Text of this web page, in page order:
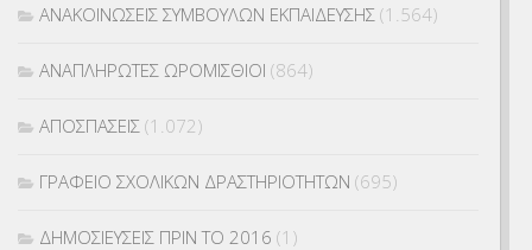
ΑΝΑΚΟΙΝΩΣΕΙΣ ΣΥΜΒΟΥΛΩΝ ΕΚΠΑΙΔΕΥΣΗΣ (1.564)
ΑΝΑΠΛΗΡΩΤΕΣ ΩΡΟΜΙΣΘΙΟΙ (864)
ΑΠΟΣΠΑΣΕΙΣ (1.072)
ΓΡΑΦΕΙΟ ΣΧΟΛΙΚΩΝ ΔΡΑΣΤΗΡΙΟΤΗΤΩΝ (695)
ΔΗΜΟΣΙΕΥΣΕΙΣ ΠΡΙΝ ΤΟ 2016 (1)